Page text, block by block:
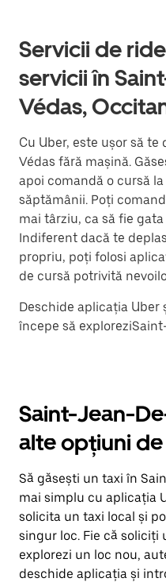
Servicii de
servicii în
Védas,
Cu Uber, este ușor să
Védas fără mașină.
apoi comandă o cursă
săptămânii. Poți
mai târziu, ca să fie
Indiferent dacă te
propriu, poți folosi
de cursă potrivită
Deschide aplicația
începe să
Saint-Jean-
alte opțiuni
Să găsești un taxi în
mai simplu cu aplicația
solicita un taxi local și
singur loc. Fie că soliciți
explorezi un loc nou,
deschide aplicația și